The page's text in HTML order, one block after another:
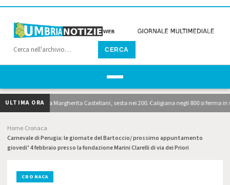
CERCA
ULTIMA ORA
ribalt: brilla Margherita Castellani, sesta nei 200. Caligiana negli 800 si ferma in
Home Cronaca
Carnevale di Perugia: le giornate del Bartoccio/ prossimo appuntamento
giovedi’ 4 febbraio presso la fondazione Marini Clarelli di via dei Priori
CRONACA